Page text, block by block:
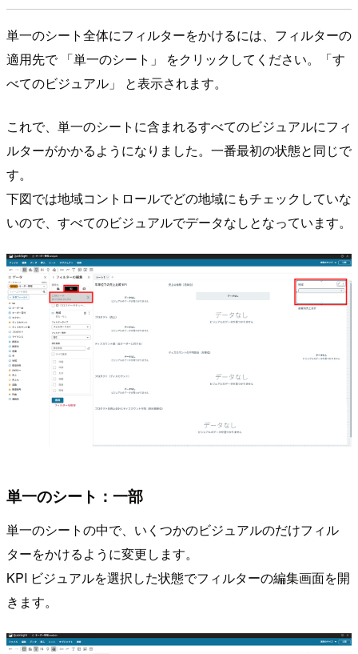
単一のシート全体にフィルターをかけるには、フィルターの
適用先で 「単一のシート」 をクリックしてください。「す
べてのビジュアル」 と表示されます。
これで、単一のシートに含まれるすべてのビジュアルにフィ
ルターがかかるようになりました。一番最初の状態と同じで
す。
下図では地域コントロールでどの地域にもチェックしていな
いので、すべてのビジュアルでデータなしとなっています。
単一のシート：一部
単一のシートの中で、いくつかのビジュアルのだけフィル
ターをかけるように変更します。
KPI ビジュアルを選択した状態でフィルターの編集画面を開
きます。